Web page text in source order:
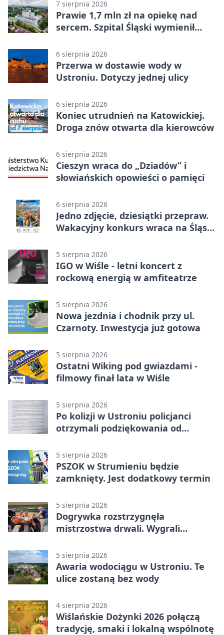
7 sierpnia 2026
Prawie 1,7 mln zł na opiekę nad
sercem. Szpital Śląski wymienił
6 sierpnia 2026
Przerwa w dostawie wody w
Ustroniu. Dotyczy jednej ulicy
6 sierpnia 2026
Koniec utrudnień na Katowickiej.
Droga znów otwarta dla kierowców
6 sierpnia 2026
Cieszyn wraca do „Dziadów” i
słowiańskich opowieści o pamięci
6 sierpnia 2026
Jedno zdjęcie, dziesiątki przepraw.
Wakacyjny konkurs wraca na Śląsk
5 sierpnia 2026
IGO w Wiśle - letni koncert z
rockową energią w amfiteatrze
5 sierpnia 2026
Nowa jezdnia i chodnik przy ul.
Czarnoty. Inwestycja już gotowa
5 sierpnia 2026
Ostatni Wiking pod gwiazdami -
filmowy finał lata w Wiśle
5 sierpnia 2026
Po kolizji w Ustroniu policjanci
otrzymali podziękowania od
5 sierpnia 2026
PSZOK w Strumieniu będzie
zamknięty. Jest dodatkowy termin
5 sierpnia 2026
Dogrywka rozstrzygnęła
mistrzostwa drwali. Wygrali
5 sierpnia 2026
Awaria wodociągu w Ustroniu. Te
ulice zostaną bez wody
4 sierpnia 2026
Wiślańskie Dożynki 2026 połączą
tradycję, smaki i lokalną wspólnotę